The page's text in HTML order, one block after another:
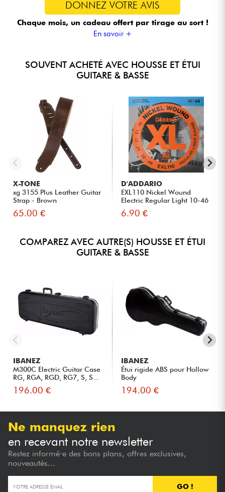
DONNEZ VOTRE AVIS
Chaque mois, un cadeau offert par tirage au sort !
En savoir +
SOUVENT ACHETÉ AVEC HOUSSE ET ÉTUI
GUITARE & BASSE
X-TONE
xg 3155 Plus Leather Guitar
Strap - Brown
65.00 €
D'ADDARIO
EXL110 Nickel Wound
Electric Regular Light 10-46
6.90 €
COMPAREZ AVEC AUTRE(S) HOUSSE ET ÉTUI
GUITARE & BASSE
IBANEZ
M300C Electric Guitar Case
RG, RGA, RGD, RG7, S, S...
196.00 €
IBANEZ
Étui rigide ABS pour Hollow
Body
194.00 €
Ne manquez rien
en recevant notre newsletter
Restez informé·e des bons plans, offres exclusives,
nouveautés...
GO !